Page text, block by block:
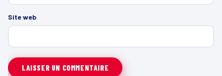
Site web